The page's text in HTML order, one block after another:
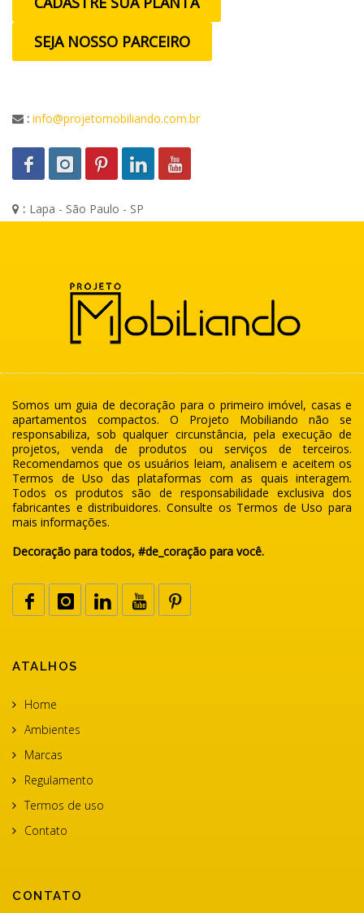
SEJA NOSSO PARCEIRO
: info@projetomobiliando.com.br
: Lapa - São Paulo - SP
Somos um guia de decoração para o primeiro imóvel, casas e
apartamentos compactos. O Projeto Mobiliando não se
responsabiliza, sob qualquer circunstância, pela execução de
projetos, venda de produtos ou serviços de terceiros.
Recomendamos que os usuários leiam, analisem e aceitem os
Termos de Uso das plataformas com as quais interagem.
Todos os produtos são de responsabilidade exclusiva dos
fabricantes e distribuidores. Consulte os Termos de Uso para
mais informações.
Decoração para todos, #de_coração para você.
ATALHOS
Home
Ambientes
Marcas
Regulamento
Termos de uso
Contato
CONTATO